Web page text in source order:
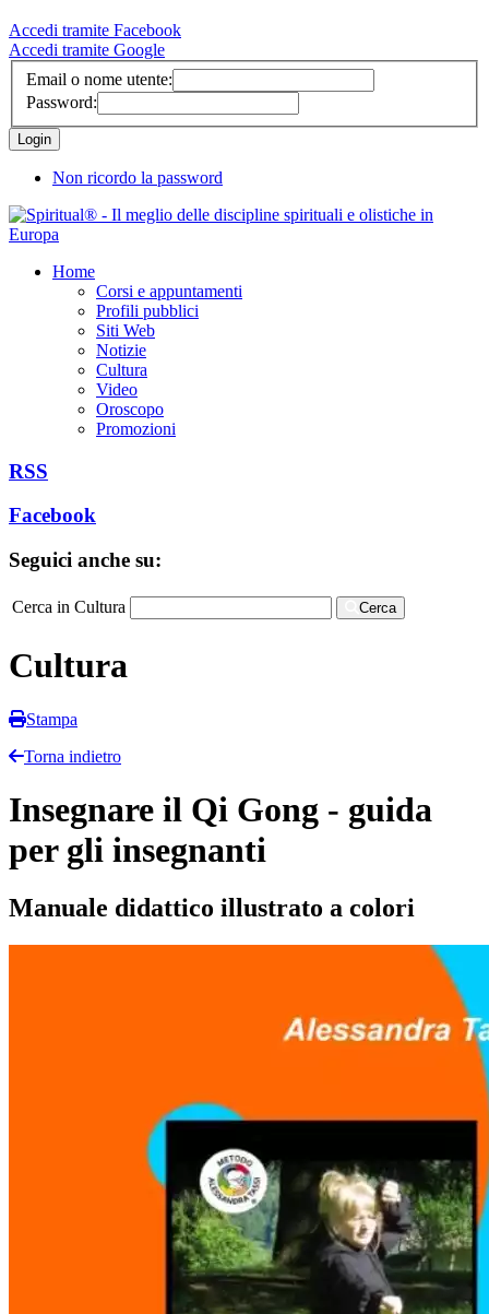
Accedi tramite Facebook
Accedi tramite Google
Email o nome utente:
Password:
Non ricordo la password
Home
Corsi e appuntamenti
Profili pubblici
Siti Web
Notizie
Cultura
Video
Oroscopo
Promozioni
RSS
Facebook
Seguici anche su:
Cerca in Cultura Cerca
Cultura
Stampa
Torna indietro
Insegnare il Qi Gong - guida
per gli insegnanti
Manuale didattico illustrato a colori